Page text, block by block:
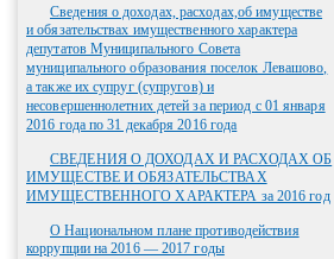
Сведения о доходах, расходах,об имуществе
и обязательствах имущественного характера
депутатов Муниципального Совета
муниципального образования поселок Левашово,
а также их супруг (супругов) и
несовершеннолетних детей за период с 01 января
2016 года по 31 декабря 2016 года
СВЕДЕНИЯ О ДОХОДАХ И РАСХОДАХ ОБ
ИМУЩЕСТВЕ И ОБЯЗАТЕЛЬСТВАХ
ИМУЩЕСТВЕННОГО ХАРАКТЕРА за 2016 год
О Национальном плане противодействия
коррупции на 2016 — 2017 годы